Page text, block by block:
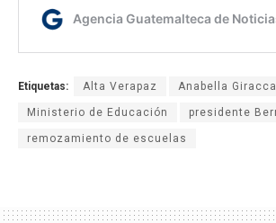
Etiquetas: Alta Verapaz Anabella Giracca
Ministerio de Educación presidente
remozamiento de escuelas